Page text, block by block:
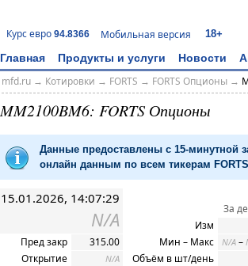
Курс евро 94.8366 Мобильная версия 18+
Главная Продукты и услуги Новости
mfd.ru→ Котировки → FORTS → FORTS Опционы→
MM2100BM6: FORTS Опционы
Данные предоставлены с 15-минутной
онлайн данным по всем тикерам
15.01.2026, 14:07:29
N/A
Пред закр
315.00
Открытие
N/A
За
Изм
Мин – Макс
N/A –
Объём в шт/день